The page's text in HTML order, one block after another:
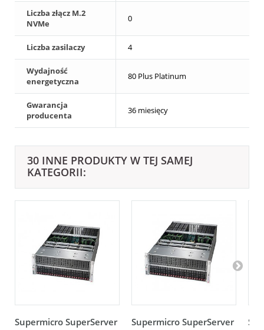
Liczba złącz M.2
NVMe
0
Liczba zasilaczy 4
Wydajność
energetyczna
80 Plus Platinum
Gwarancja
producenta
36 miesięcy
30 INNE PRODUKTY W TEJ SAMEJ
KATEGORII:
Supermicro SuperServer
Supermicro SuperServer